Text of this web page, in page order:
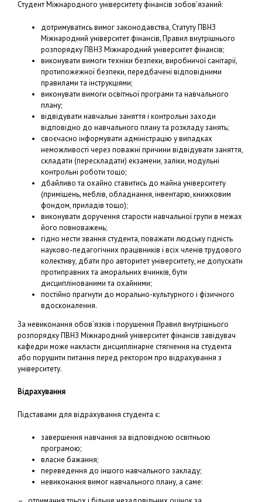
Студент Міжнародного університету фінансів зобов’язаний:
дотримуватись вимог законодавства, Статуту ПВНЗ
Міжнародний університет фінансів, Правил внутрішнього
розпорядку ПВНЗ Міжнародний університет фінансів;
виконувати вимоги техніки безпеки, виробничої санітарії,
протипожежної безпеки, передбачені відповідними
правилами та інструкціями;
виконувати вимоги освітньої програми та навчального
плану;
відвідувати навчальні заняття і контрольні заходи
відповідно до навчального плану та розкладу занять;
своєчасно інформувати адміністрацію у випадках
неможливості через поважні причини відвідувати заняття,
складати (перескладати) екзамени, заліки, модульні
контрольні роботи тощо;
дбайливо та охайно ставитись до майна університету
(приміщень, меблів, обладнання, інвентарю, книжковим
фондом, приладів тощо);
виконувати доручення старости навчальної групи в межах
його повноважень;
гідно нести звання студента, поважати людську гідність
науково-педагогічних працівників і всіх членів трудового
колективу, дбати про авторитет університету, не допускати
протиправних та аморальних вчинків, бути
дисциплінованими та охайними;
постійно прагнути до морально-культурного і фізичного
вдосконалення.
За невиконання обов’язків і порушення Правил внутрішнього
розпорядку ПВНЗ Міжнародний університет фінансів завідувач
кафедри може накласти дисциплінарне стягнення на студента
або порушити питання перед ректором про відрахування з
університету.
Відрахування
Підставами для відрахування студента є:
завершення навчання за відповідною освітньою
програмою;
власне бажання;
переведення до іншого навчального закладу;
невиконання вимог навчального плану, а саме: